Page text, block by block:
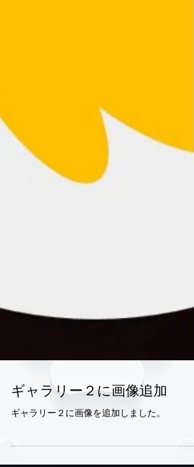
ギャラリー２に画像追加